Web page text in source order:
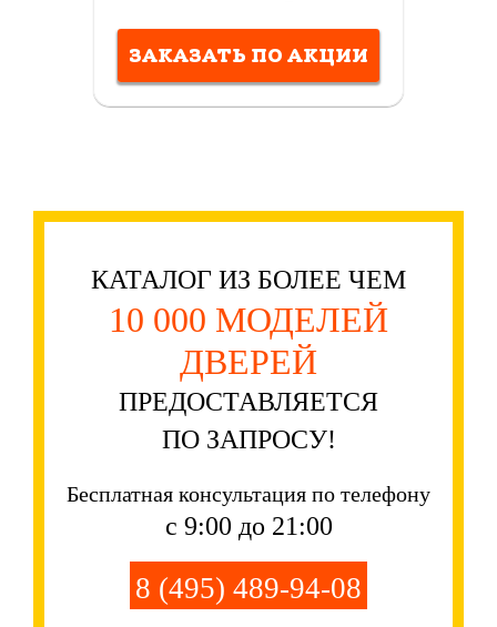
ЗАКАЗАТЬ ПО АКЦИИ
КАТАЛОГ ИЗ БОЛЕЕ ЧЕМ
10 000 МОДЕЛЕЙ
ДВЕРЕЙ
ПРЕДОСТАВЛЯЕТСЯ
ПО ЗАПРОСУ!
Бесплатная консультация по телефону
с 9:00 до 21:00
8 (495) 489-94-08